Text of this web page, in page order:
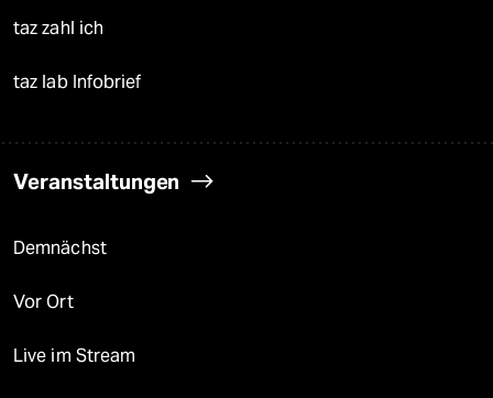
taz zahl ich
taz lab Infobrief
Veranstaltungen
Demnächst
Vor Ort
Live im Stream